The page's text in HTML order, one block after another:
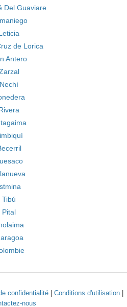
Del Guaviare
de Lorica
Antero
Nechí
Tibú
Pital
confidentialité| Conditions d'utilisation|
nous